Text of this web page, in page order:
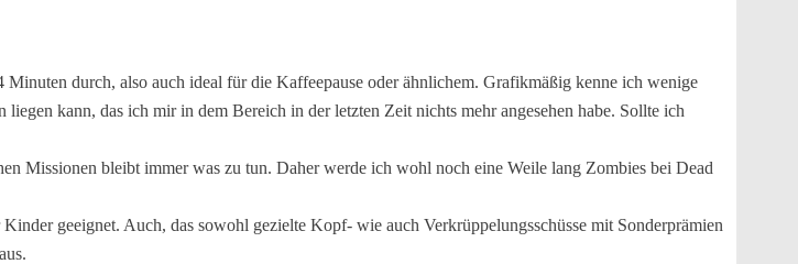
durch, also auch ideal für die Kaffeepause oder ähnlichem. Grafikmäßig kenne ich wenige
kann, das ich mir in dem Bereich in der letzten Zeit nichts mehr angesehen habe. Sollte ich
Missionen bleibt immer was zu tun. Daher werde ich wohl noch eine Weile lang Zombies bei Dead
geeignet. Auch, das sowohl gezielte Kopf- wie auch Verkrüppelungsschüsse mit Sonderprämien